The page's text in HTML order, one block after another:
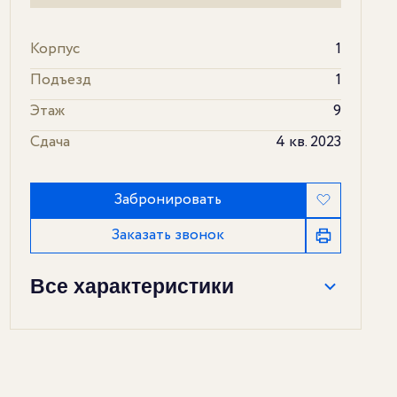
Корпус
1
Подъезд
1
Этаж
9
Сдача
4 кв. 2023
Забронировать
Заказать звонок
Все характеристики